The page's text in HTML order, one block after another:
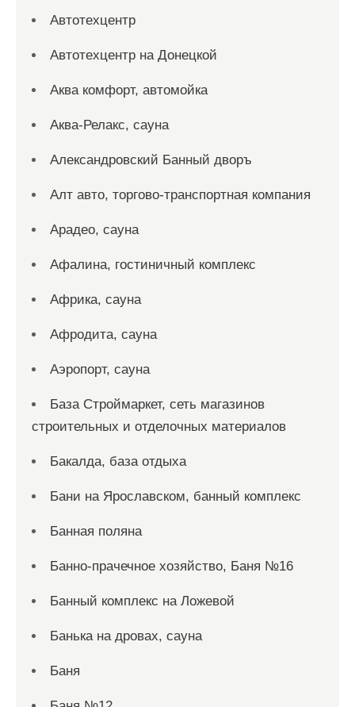
Автотехцентр
Автотехцентр на Донецкой
Аква комфорт, автомойка
Аква-Релакс, сауна
Александровский Банный дворъ
Алт авто, торгово-транспортная компания
Арадео, сауна
Афалина, гостиничный комплекс
Африка, сауна
Афродита, сауна
Аэропорт, сауна
База Строймаркет, сеть магазинов
строительных и отделочных материалов
Бакалда, база отдыха
Бани на Ярославском, банный комплекс
Банная поляна
Банно-прачечное хозяйство, Баня №16
Банный комплекс на Ложевой
Банька на дровах, сауна
Баня